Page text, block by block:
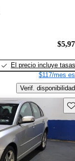
El precio incluye tasas
$117/mes
Verif. disponibilidad